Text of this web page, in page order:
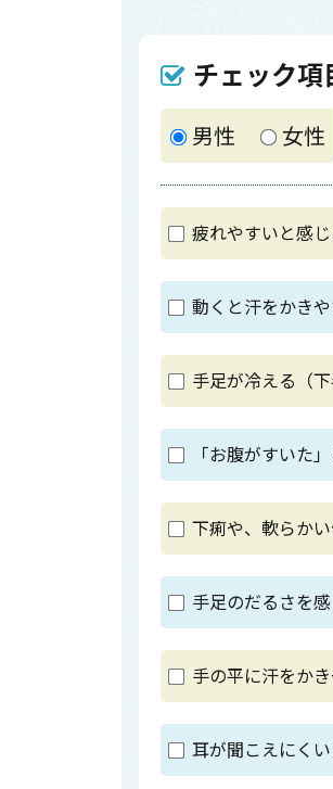
チェック項
男性 女性
疲れやすいと感
動くと汗をかき
手足が冷える（
「お腹がすいた
下痢や、軟らか
手足のだるさを
手の平に汗をか
耳が聞こえにく